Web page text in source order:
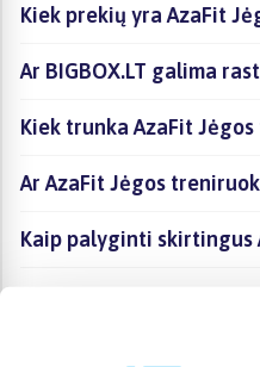
Kiek prekių yra AzaFit
Ar BIGBOX.LT galima
Kiek trunka AzaFit
Ar AzaFit Jėgos
Kaip palyginti skirtingus
Kaip įsigyti AzaFit